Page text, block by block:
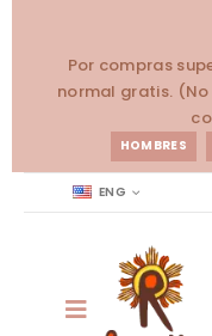
Por compras
normal gratis.
HOMBRES
ENG